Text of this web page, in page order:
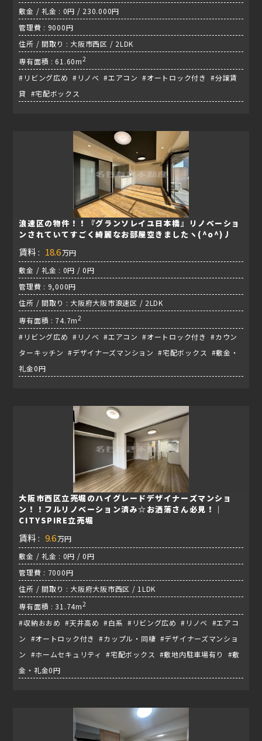
敷金 / 礼金 : 0円 / 230.000円
管理費 : 9000円
住所 / 間取り : 大阪市西区 / 2LDK
専有面積 : 61.60m2
#リビング広め #リノベ #エアコン #オートロック付き #分譲賃
貸 #宅配ボックス
浪速区の物件！！『グランソレイユ日本橋』リノベーショ
ンされていてすごく綺麗なお部屋空きましたヽ(^o^)丿
賃料 : 18.6万円
敷金 / 礼金 : 0円 / 0円
管理費 : 9,000円
住所 / 間取り : 大阪府大阪市浪速区 / 2LDK
専有面積 : 74.7m2
#リビング広め #リノベ #エアコン #オートロック付き #カウン
ターキッチン #デザイナーズマンション #宅配ボックス #敷金・
礼金0円
大阪市西区立売堀のハイグレードデザイナーズマンショ
ン！！フルリノベーション済み☆お洒落さん必見！｜
CITYSPIRE立売堀
賃料 : 9.6万円
敷金 / 礼金 : 0円 / 0円
管理費 : 7000円
住所 / 間取り : 大阪府大阪市西区 / 1LDK
専有面積 : 31.74m2
#収納おおめ #天井高め #白系 #リビング広め #リノベ #エアコ
ン #オートロック付き #カップル・同棲 #デザイナーズマンショ
ン #ホームセキュリティ #宅配ボックス #敷地内駐車場有り #敷
金・礼金0円